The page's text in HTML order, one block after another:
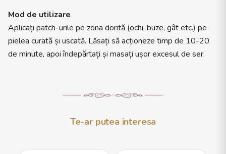
Mod de utilizare
Aplicați patch-urile pe zona dorită (ochi, buze, gât etc.) pe
pielea curată și uscată. Lăsați să acționeze timp de 10-20
de minute, apoi îndepărtați și masați ușor excesul de ser.
Te-ar putea interesa